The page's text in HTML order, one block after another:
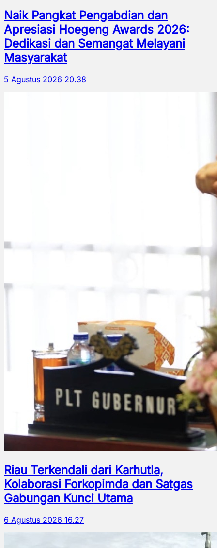
Naik Pangkat Pengabdian dan
Apresiasi Hoegeng Awards 2026:
Dedikasi dan Semangat Melayani
Masyarakat
5 Agustus 2026 20.38
Riau Terkendali dari Karhutla,
Kolaborasi Forkopimda dan Satgas
Gabungan Kunci Utama
6 Agustus 2026 16.27